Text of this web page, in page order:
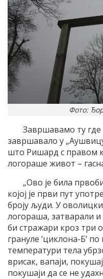
Фото:
Завршавамо ту где
завршавало у
што Ришард с правом
логораше живот –
„Ово је била
којој је први пут
броју људи. У
логораша, затварали
би стражари кроз три
грануле ‘циклона-Б’
температури тела
врисак, вапаји,
покушаји да се не